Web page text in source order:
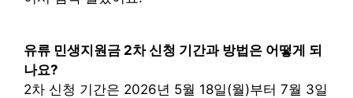
유류 민생지원금 2차 신청 기간과 방법은 어떻게 되
나요?
2차 신청 기간은 2026년 5월 18일(월)부터 7월 3일